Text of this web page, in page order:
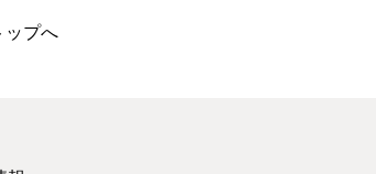
ップへ